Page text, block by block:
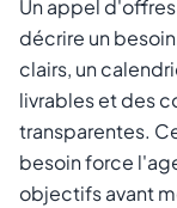
Un appel
décrire un
clairs, un
livrables et des
transparentes.
besoin force
objectifs avant